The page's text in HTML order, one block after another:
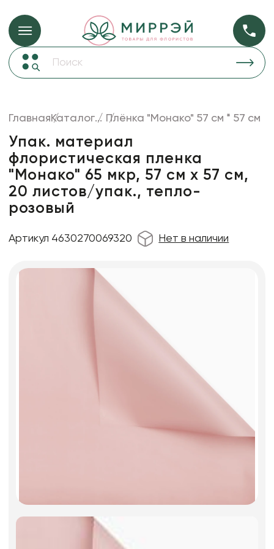
Упаковка для цветов и подарков Упаковка для
прозрачная
Сухоцветы
Лента
Товары для флористов
Пакеты для цветов и подарков
Искусственные цветы и растения
ГлавнаяКаталог... Плёнка "Монако" 57 см * 57 см
Упак. материал
флористическая пленка
"Монако" 65 мкр, 57 см х 57 cм,
20 листов/упак., тепло-
розовый
Артикул 4630270069320 Нет в наличии